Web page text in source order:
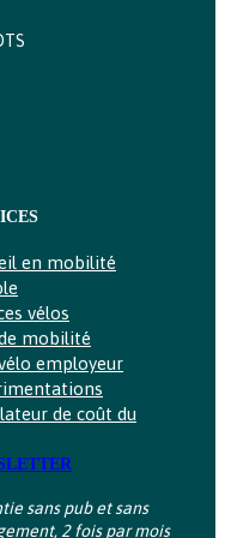
,
en mobilité
vélos
mobilité
employeur
de coût du
sans pub et sans
2 fois par mois